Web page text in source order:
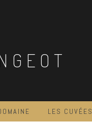
LES CUVÉES